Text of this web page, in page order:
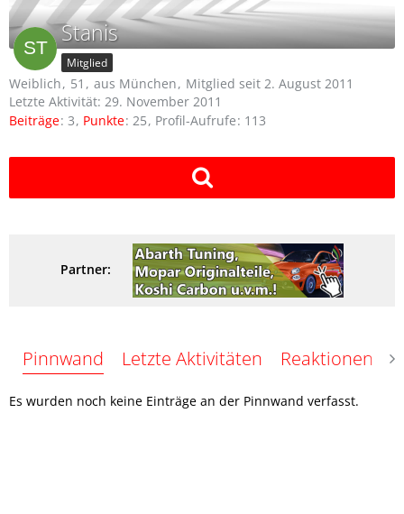
Stanis
Mitglied
Weiblich 51 aus München
Mitglied seit 2. August 2011
Letzte Aktivität: 29. November 2011
Beiträge 3 Punkte 25 Profil-Aufrufe 113
Partner:
Pinnwand Letzte Aktivitäten Reaktionen
Es wurden noch keine Einträge an der Pinnwand verfasst.